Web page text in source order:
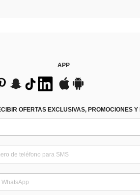
APP
OFERTAS EXCLUSIVAS, PROMOCIONES Y